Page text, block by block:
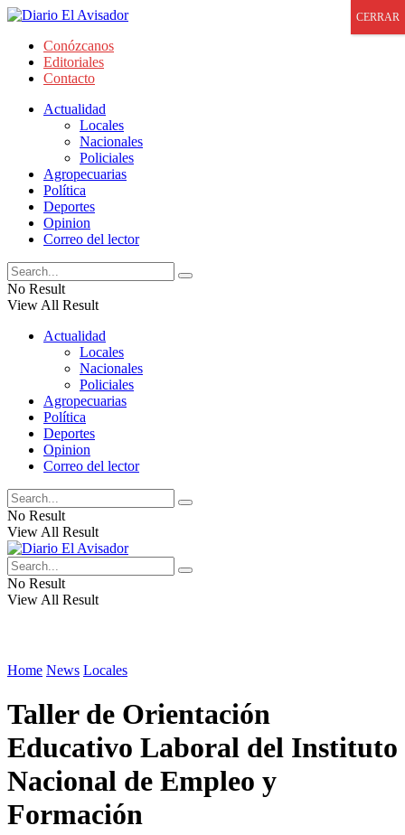
Conózcanos
Editoriales
Contacto
Actualidad
Locales
Nacionales
Policiales
Agropecuarias
Política
Deportes
Opinion
Correo del lector
No Result
View All Result
Actualidad
Locales
Nacionales
Policiales
Agropecuarias
Política
Deportes
Opinion
Correo del lector
No Result
View All Result
No Result
View All Result
Home News Locales
Taller de Orientación
Educativo Laboral del Instituto
Nacional de Empleo y
Formación
CERRAR